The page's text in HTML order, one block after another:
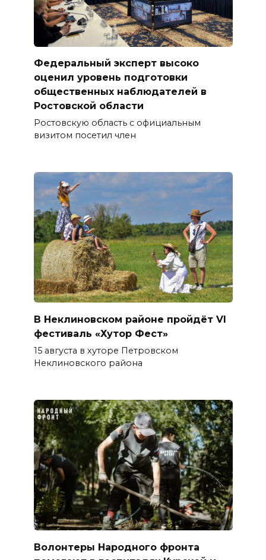
Федеральный эксперт высоко
оценил уровень подготовки
общественных наблюдателей в
Ростовской области
Ростовскую область с официальным
визитом посетил член
В Неклиновском районе пройдёт VI
фестиваль «Хутор Фест»
15 августа в хуторе Петровском
Неклиновского района
Волонтеры Народного фронта